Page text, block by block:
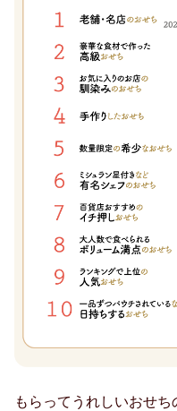
百
卒
還
古
喜
厄
も
もらってうれしいおせ